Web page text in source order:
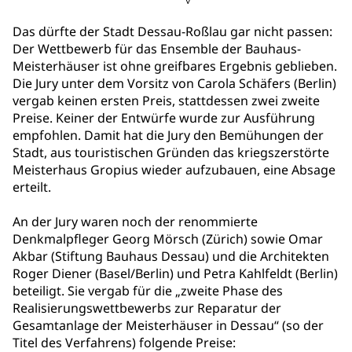
Das dürfte der Stadt Dessau-Roßlau gar nicht passen:
Der Wettbewerb für das Ensemble der Bauhaus-
Meisterhäuser ist ohne greifbares Ergebnis geblieben.
Die Jury unter dem Vorsitz von Carola Schäfers (Berlin)
vergab keinen ersten Preis, stattdessen zwei zweite
Preise. Keiner der Entwürfe wurde zur Ausführung
empfohlen. Damit hat die Jury den Bemühungen der
Stadt, aus touristischen Gründen das kriegszerstörte
Meisterhaus Gropius wieder aufzubauen, eine Absage
erteilt.
An der Jury waren noch der renommierte
Denkmalpfleger Georg Mörsch (Zürich) sowie Omar
Akbar (Stiftung Bauhaus Dessau) und die Architekten
Roger Diener (Basel/Berlin) und Petra Kahlfeldt (Berlin)
beteiligt. Sie vergab für die „zweite Phase des
Realisierungswettbewerbs zur Reparatur der
Gesamtanlage der Meisterhäuser in Dessau“ (so der
Titel des Verfahrens) folgende Preise: